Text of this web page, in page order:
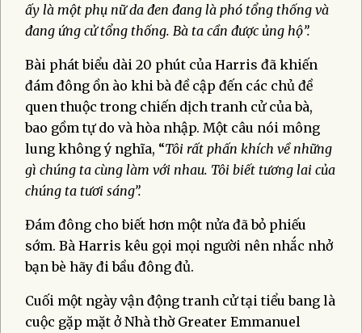
ấy là một phụ nữ da đen đang là phó tổng thống và
đang ứng cử tổng thống. Bà ta cần được ủng hộ”.
Bài phát biểu dài 20 phút của Harris đã khiến
đám đông ồn ào khi bà đề cập đến các chủ đề
quen thuộc trong chiến dịch tranh cử của bà,
bao gồm tự do và hòa nhập. Một câu nói mông
lung không ý nghĩa, “Tôi rất phấn khích về những
gì chúng ta cùng làm với nhau. Tôi biết tương lai của
chúng ta tươi sáng”.
Đám đông cho biết hơn một nửa đã bỏ phiếu
sớm. Bà Harris kêu gọi mọi người nên nhắc nhở
bạn bè hãy đi bầu đông đủ.
Cuối một ngày vận động tranh cử tại tiểu bang là
cuộc gặp mặt ở Nhà thờ Greater Emmanuel